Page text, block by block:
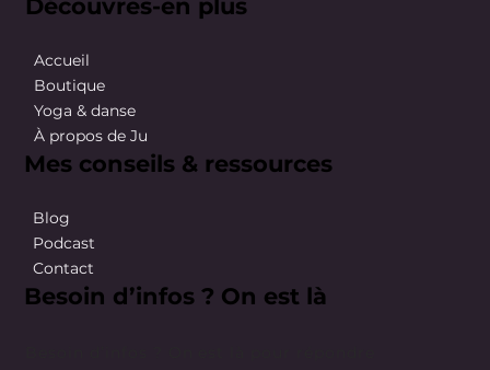
Découvres-en plus
Accueil
Boutique
Yoga & danse
À propos de Ju
Mes conseils & ressources
Blog
Podcast
Contact
Besoin d’infos ? On est là